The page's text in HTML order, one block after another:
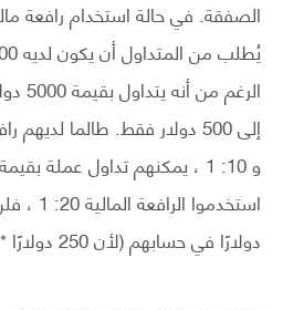
دولارًا في حسابهم (لأن 250 دولارًا * 20 = 5000 دولارًا).